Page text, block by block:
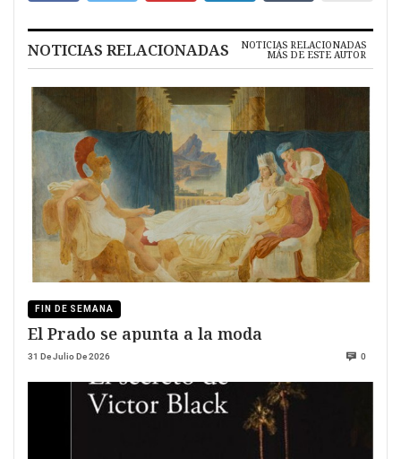
NOTICIAS RELACIONADAS NOTICIAS RELACIONADAS
MÁS DE ESTE AUTOR
FIN DE SEMANA
El Prado se apunta a la moda
31 De Julio De 2026 0